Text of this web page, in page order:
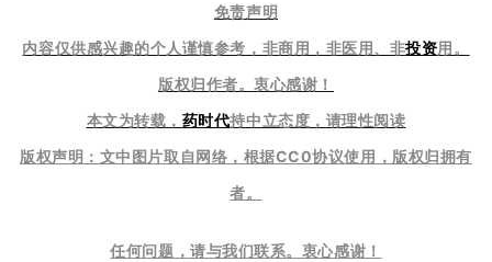
n
s
h
免责声明
内容仅供感兴趣的个人谨慎参考，非商用，非医用、非投资用。
版权归作者。衷心感谢！
本文为转载， 药时代持中立态度，请理性阅读
版权声明：文中图片取自网络，根据CC0协议使用，版权归拥有
者。
任何问题，请与我们联系。衷心感谢 ！